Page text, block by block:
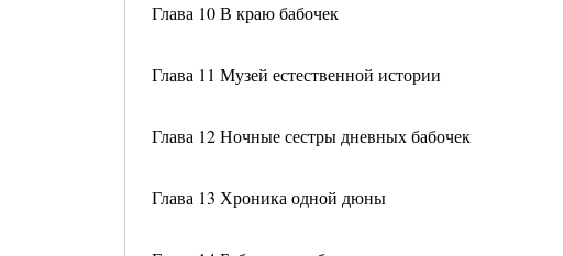
Глава 10 В краю бабочек
Глава 11 Музей естественной истории
Глава 12 Ночные сестры дневных бабочек
Глава 13 Хроника одной дюны